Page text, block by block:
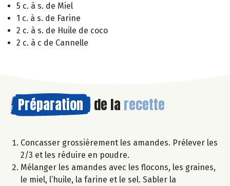
5 c. à s. de Miel
1 c. à s. de Farine
2 c. à s. de Huile de coco
2 c. à c de Cannelle
Préparation de la recette
Concasser grossièrement les amandes. Prélever les
2/3 et les réduire en poudre.
Mélanger les amandes avec les flocons, les graines,
le miel, l’huile, la farine et le sel. Sabler la